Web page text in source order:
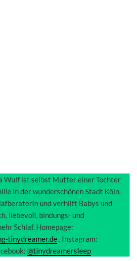
Wulf ist selbst Mutter einer Tochter
in der wunderschönen Stadt Köln.
und verhilft Babys und
liebevoll, bindungs- und
Schlaf. Homepage:
tinydreamer.de , Instagram:
@tinydreamersleep